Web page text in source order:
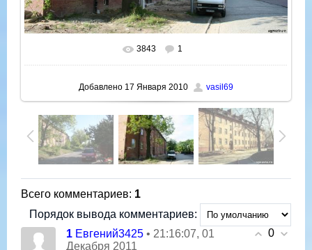
В реальном размере 1024x682
3843 1
Добавлено 17 Января 2010 vasil69
Всего комментариев: 1
Порядок вывода комментариев:
0
1 Евгений3425 • 21:16:07, 01
Декабря 2011